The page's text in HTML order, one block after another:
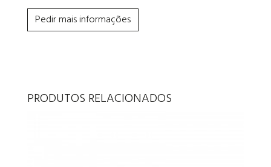
Pedir mais informações
PRODUTOS RELACIONADOS